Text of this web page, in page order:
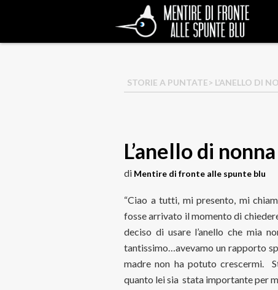
STORIE A PUNTATE> L’ANELLO DI
L’anello di nonna
di Mentire di fronte alle spunte blu
“Ciao a tutti, mi presento, mi
fosse arrivato il momento di
deciso di usare l’anello che mia
tantissimo…avevamo un rapporto
madre non ha potuto crescermi.
quanto lei sia stata importante per